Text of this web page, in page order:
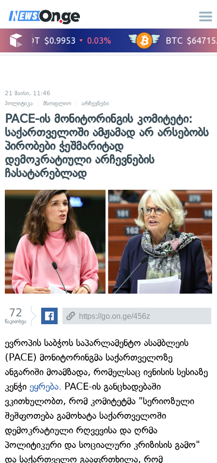
21 მაისი, 11:46
პოლიტიკა
მსოფლიო არჩევნები
PACE-ის მონიტორინგის კომიტეტი:
საქართველოში ამჟამად არ არსებობს
პირობები ჭეშმარიტად
დემოკრატიული არჩევნების
ჩასატარებლად
72
წაკითხვა
ევროპის საბჭოს საპარლამენტო ასამბლეის
(PACE) მონიტორინგმა საქართველოზე
ანგარიში მოამზადა, რომელსაც ივნისის სესიაზე
კენჭი ეყრება. PACE-ის განცხადებაში
ვკითხულობთ, რომ კომიტეტმა "სერიოზული
შეშფოთება გამოხატა საქართველოში
დემოკრატიული რღვევისა და ღრმა
პოლიტიკური და სოციალური კრიზისის გამო"
და საქართველო გააფრთხილა, რომ